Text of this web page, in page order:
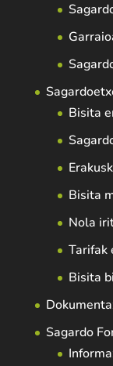
Bisita
Bisita
Nola
Tarifak
Bisita
Sagardo